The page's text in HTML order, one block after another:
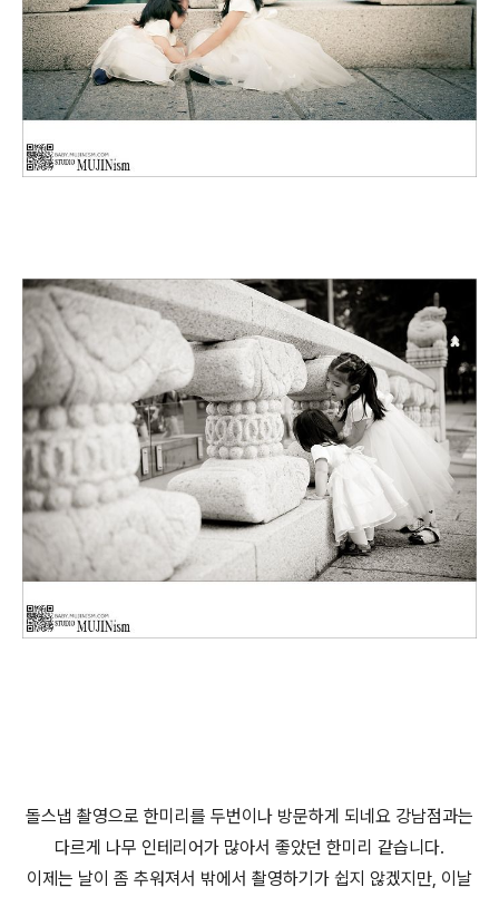
돌스냅 촬영으로 한미리를 두번이나 방문하게 되네요 강남점과는
다르게 나무 인테리어가 많아서 좋았던 한미리 같습니다.
이제는 날이 좀 추워져서 밖에서 촬영하기가 쉽지 않겠지만, 이날